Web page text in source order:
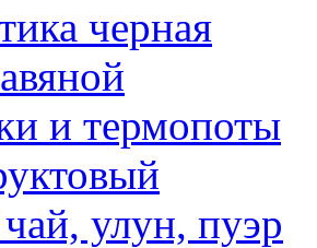
черная
и термопоты
улун, пуэр